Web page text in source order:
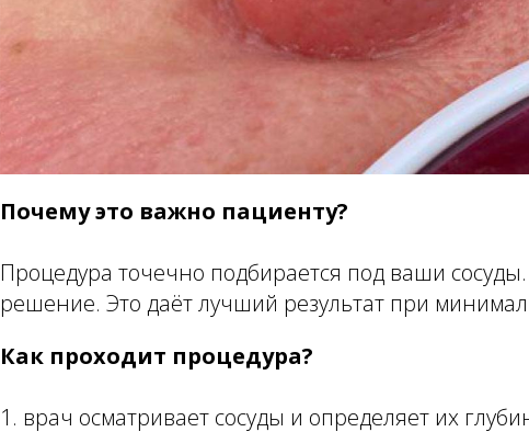
Почему это важно пациенту?
Процедура точечно подбирается под ваши
решение. Это даёт лучший результат при
Как проходит процедура?
1. врач осматривает сосуды и определяет их